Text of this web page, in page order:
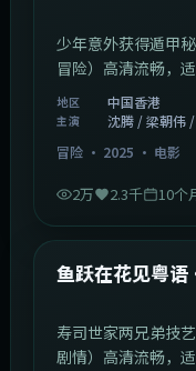
少年意外获得遁甲
冒险）高清流畅，
地区 中国香港
主演
沈腾 / 梁朝伟
冒险· 2025 · 电影
2万 2.3千 10个
最新
鱼跃在花见粤
寿司世家两兄弟技
剧情）高清流畅，适